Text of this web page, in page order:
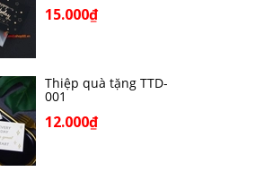
15.000₫
Thiệp quà tặng TTD-
001
12.000₫